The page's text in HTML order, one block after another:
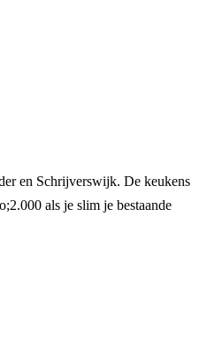
en Schrijverswijk. De keukens
als je slim je bestaande